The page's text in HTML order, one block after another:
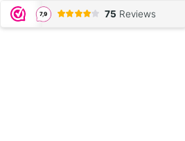
7,9 75 Reviews